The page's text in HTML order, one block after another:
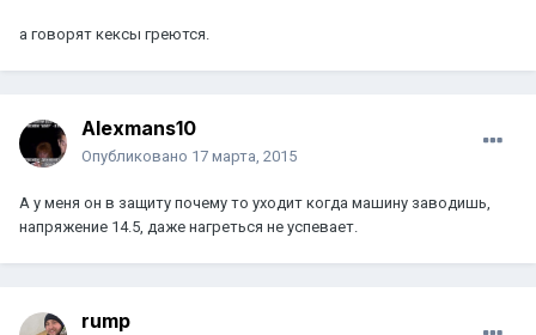
а говорят кексы греются.
Alexmans10
Опубликовано 17 марта, 2015
А у меня он в защиту почему то уходит когда машину заводишь,
напряжение 14.5, даже нагреться не успевает.
rump